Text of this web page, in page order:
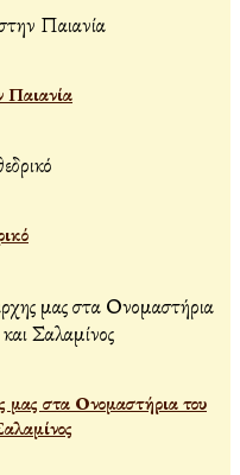
Παιανία
μας στα Ονομαστήρια του